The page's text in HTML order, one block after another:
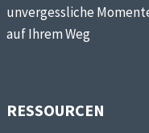
unvergessliche
auf Ihrem Weg
RESSOURCEN